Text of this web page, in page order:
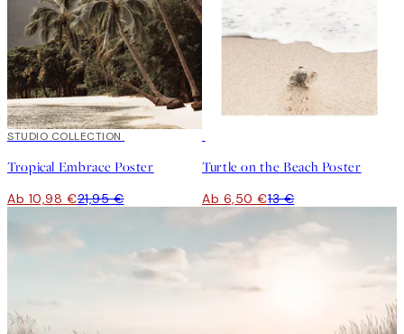
50%*
STUDIO COLLECTION
Tropical Embrace Poster
Ab 10,98 €21,95 €
Turtle on the Beach Poster
Ab 6,50 €13 €